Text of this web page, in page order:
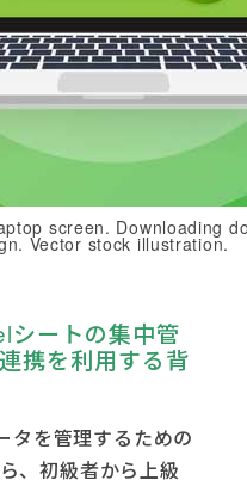
screen. Downloading
Vector stock illustration.
シートの集中管
携を利用する背
タを管理するための
、初級者から上級